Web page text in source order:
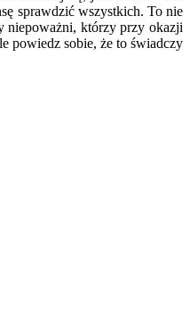
sprawdzić wszystkich. To nie
niepoważni, którzy przy okazji
powiedz sobie, że to świadczy